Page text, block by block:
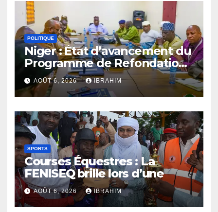
POLITIQUE
Niger : État d’avancement du
Programme de Refondation
à mi-parcours
AOÛT 6, 2026 IBRAHIM
SPORTS
Courses Équestres : La
FENISEQ brille lors d’une
compétition avec des
courses époustouflantes
AOÛT 6, 2026 IBRAHIM